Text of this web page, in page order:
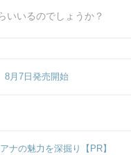
いいるのでしょうか？
8月7日発売開始
ナの魅力を深掘り【PR】